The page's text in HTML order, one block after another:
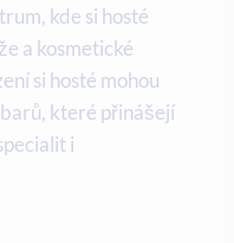
kde si hosté
a kosmetické
si hosté mohou
které přinášejí
i